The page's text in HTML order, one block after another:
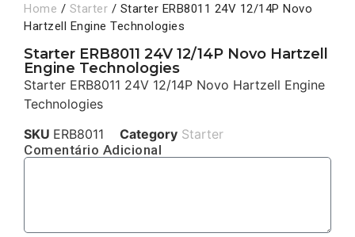
Home / Starter / Starter ERB8011 24V 12/14P Novo
Hartzell Engine Technologies
Starter ERB8011 24V 12/14P Novo Hartzell
Engine Technologies
Starter ERB8011 24V 12/14P Novo Hartzell Engine
Technologies
SKU ERB8011 Category Starter
Comentário Adicional